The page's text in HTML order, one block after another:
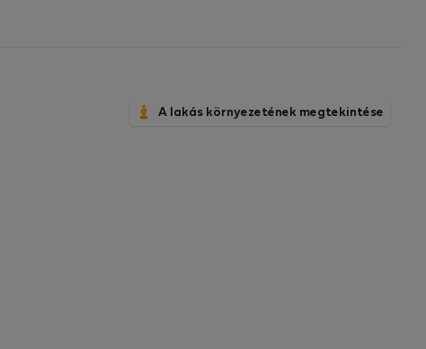
A lakás környezetének megtekintése